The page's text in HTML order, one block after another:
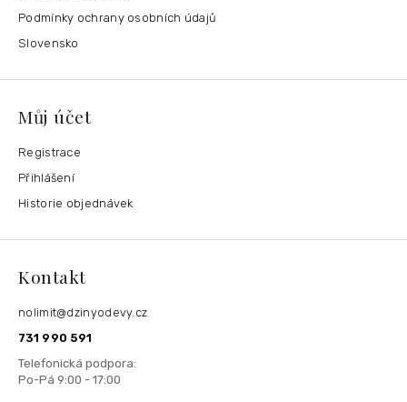
Podmínky ochrany osobních údajů
Slovensko
Můj účet
Registrace
Přihlášení
Historie objednávek
Kontakt
nolimit@dzinyodevy.cz
731 990 591